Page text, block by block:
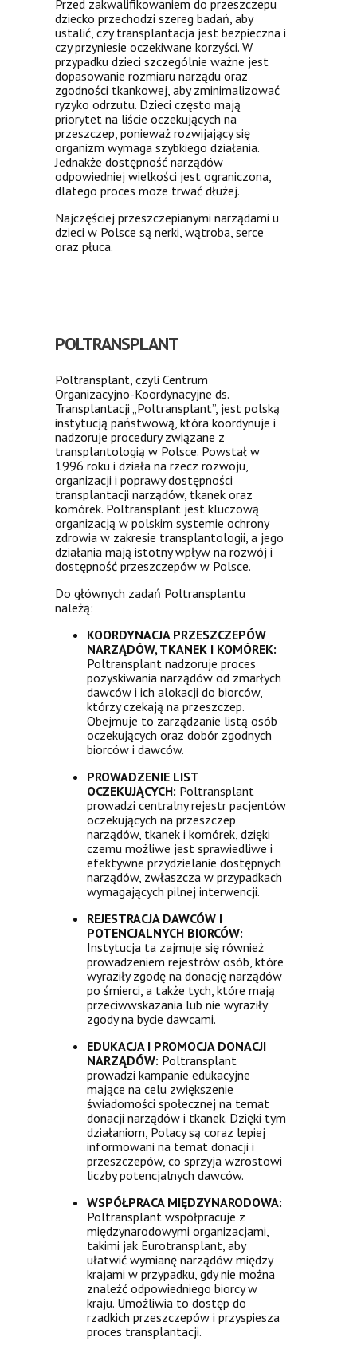
Przed zakwalifikowaniem do przeszczepu
dziecko przechodzi szereg badań, aby
ustalić, czy transplantacja jest bezpieczna i
czy przyniesie oczekiwane korzyści. W
przypadku dzieci szczególnie ważne jest
dopasowanie rozmiaru narządu oraz
zgodności tkankowej, aby zminimalizować
ryzyko odrzutu. Dzieci często mają
priorytet na liście oczekujących na
przeszczep, ponieważ rozwijający się
organizm wymaga szybkiego działania.
Jednakże dostępność narządów
odpowiedniej wielkości jest ograniczona,
dlatego proces może trwać dłużej.
Najczęściej przeszczepianymi narządami u
dzieci w Polsce są nerki, wątroba, serce
oraz płuca.
POLTRANSPLANT
Poltransplant, czyli Centrum
Organizacyjno-Koordynacyjne ds.
Transplantacji „Poltransplant”, jest polską
instytucją państwową, która koordynuje i
nadzoruje procedury związane z
transplantologią w Polsce. Powstał w
1996 roku i działa na rzecz rozwoju,
organizacji i poprawy dostępności
transplantacji narządów, tkanek oraz
komórek. Poltransplant jest kluczową
organizacją w polskim systemie ochrony
zdrowia w zakresie transplantologii, a jego
działania mają istotny wpływ na rozwój i
dostępność przeszczepów w Polsce.
Do głównych zadań Poltransplantu
należą:
KOORDYNACJA PRZESZCZEPÓW
NARZĄDÓW, TKANEK I KOMÓREK:
Poltransplant nadzoruje proces
pozyskiwania narządów od zmarłych
dawców i ich alokacji do biorców,
którzy czekają na przeszczep.
Obejmuje to zarządzanie listą osób
oczekujących oraz dobór zgodnych
biorców i dawców.
PROWADZENIE LIST
OCZEKUJĄCYCH: Poltransplant
prowadzi centralny rejestr pacjentów
oczekujących na przeszczep
narządów, tkanek i komórek, dzięki
czemu możliwe jest sprawiedliwe i
efektywne przydzielanie dostępnych
narządów, zwłaszcza w przypadkach
wymagających pilnej interwencji.
REJESTRACJA DAWCÓW I
POTENCJALNYCH BIORCÓW:
Instytucja ta zajmuje się również
prowadzeniem rejestrów osób, które
wyraziły zgodę na donację narządów
po śmierci, a także tych, które mają
przeciwwskazania lub nie wyraziły
zgody na bycie dawcami.
EDUKACJA I PROMOCJA DONACJI
NARZĄDÓW: Poltransplant
prowadzi kampanie edukacyjne
mające na celu zwiększenie
świadomości społecznej na temat
donacji narządów i tkanek. Dzięki tym
działaniom, Polacy są coraz lepiej
informowani na temat donacji i
przeszczepów, co sprzyja wzrostowi
liczby potencjalnych dawców.
WSPÓŁPRACA MIĘDZYNARODOWA:
Poltransplant współpracuje z
międzynarodowymi organizacjami,
takimi jak Eurotransplant, aby
ułatwić wymianę narządów między
krajami w przypadku, gdy nie można
znaleźć odpowiedniego biorcy w
kraju. Umożliwia to dostęp do
rzadkich przeszczepów i przyspiesza
proces transplantacji.